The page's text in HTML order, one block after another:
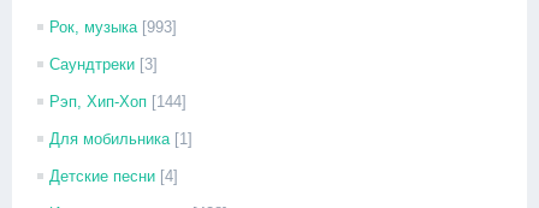
Рок, музыка [993]
Саундтреки [3]
Рэп, Хип-Хоп [144]
Для мобильника [1]
Детские песни [4]